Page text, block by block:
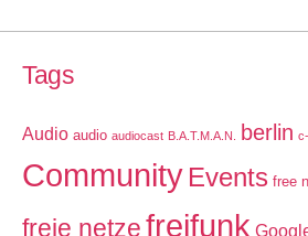
Tags
Audio audio audiocast B.A.T.M.A.N. berlin
Community Events free
freie netzefreifunk